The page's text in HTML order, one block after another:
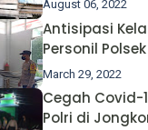
Oleh Satgas
Nusa II Polda
August 06, 2022
Antisipasi
Personil
Hulu Gencar
Pengecekan
March 29, 2022
Cegah Covid-
Polri di